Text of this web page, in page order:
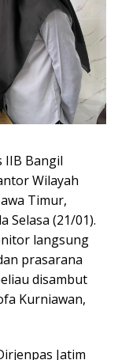
IIB Bangil
Wilayah
Timur,
Selasa (21/01).
langsung
prasarana
disambut
Kurniawan,
Jatim